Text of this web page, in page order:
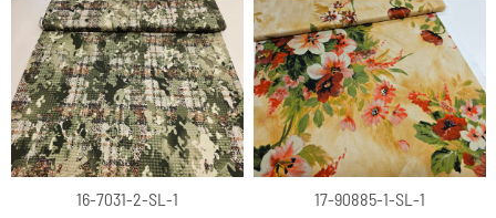
16-7031-2-SL-1 17-90885-1-SL-1